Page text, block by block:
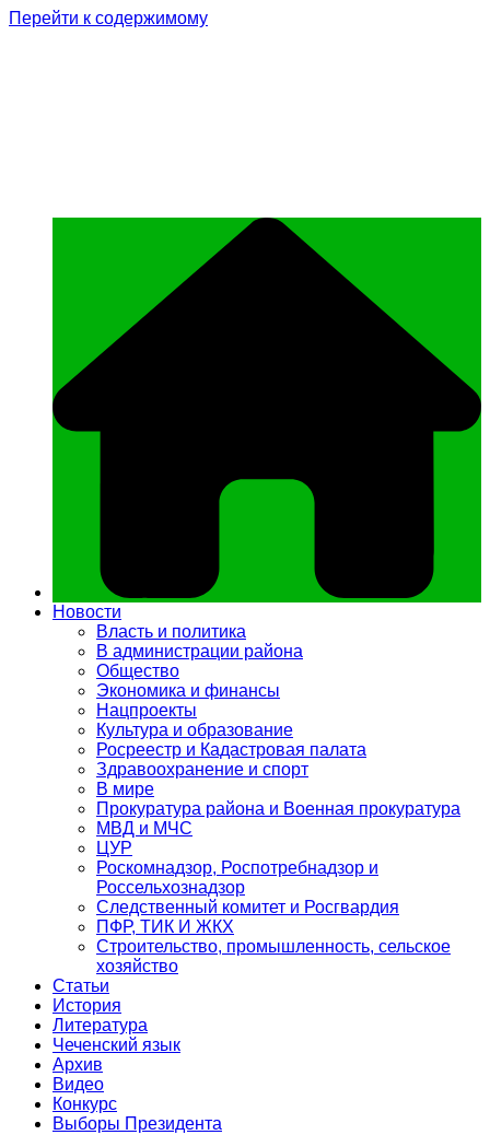
Перейти к содержимому
Новости
Власть и политика
В администрации района
Общество
Экономика и финансы
Нацпроекты
Культура и образование
Росреестр и Кадастровая палата
Здравоохранение и спорт
В мире
Прокуратура района и Военная прокуратура
МВД и МЧС
ЦУР
Роскомнадзор, Роспотребнадзор и
Россельхознадзор
Следственный комитет и Росгвардия
ПФР, ТИК И ЖКХ
Строительство, промышленность, сельское
хозяйство
Статьи
История
Литература
Чеченский язык
Архив
Видео
Конкурс
Выборы Президента